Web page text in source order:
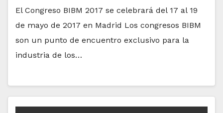
El Congreso BIBM 2017 se celebrará del 17 al 19
de mayo de 2017 en Madrid Los congresos BIBM
son un punto de encuentro exclusivo para la
industria de los…